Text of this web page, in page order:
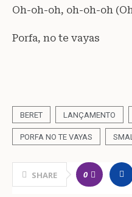
Oh-oh-oh, oh-oh-oh
Porfa, no te vayas
BERET LANÇAMENTO
PORFA NO TE VAYAS
SHARE 0